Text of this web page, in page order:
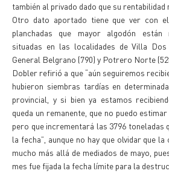
también al privado dado que su rentabilidad
Otro dato aportado tiene que ver con
planchadas que mayor algodón están
situadas en las localidades de Villa Dos
General Belgrano (790) y Potrero Norte
Dobler refirió a que “aún seguiremos
hubieron siembras tardías en
provincial, y si bien ya estamos
queda un remanente, que no puedo
pero que incrementará las 3796 toneladas
la fecha”, aunque no hay que olvidar que
mucho más allá de mediados de mayo,
mes fue fijada la fecha límite para la